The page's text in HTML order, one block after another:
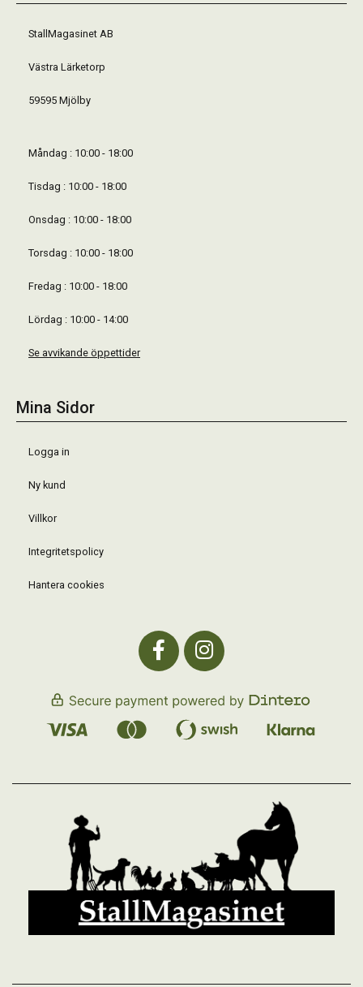
StallMagasinet AB
Västra Lärketorp
59595 Mjölby
Måndag : 10:00 - 18:00
Tisdag : 10:00 - 18:00
Onsdag : 10:00 - 18:00
Torsdag : 10:00 - 18:00
Fredag : 10:00 - 18:00
Lördag : 10:00 - 14:00
Se avvikande öppettider
Mina Sidor
Logga in
Ny kund
Villkor
Integritetspolicy
Hantera cookies